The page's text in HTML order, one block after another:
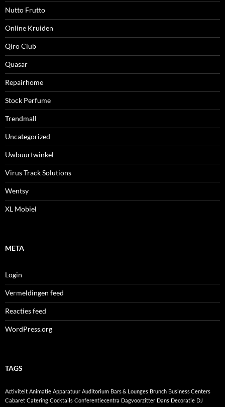
Nutto Frutto
Online Kruiden
Qiro Club
Quasar
Repairhome
Stock Perfume
Trendmall
Uncategorized
Uwbuurtwinkel
Virus Track Solutions
Wentsy
XL Mobiel
META
Login
Vermeldingen feed
Reacties feed
WordPress.org
TAGS
Activiteit Animatie Apparatuur Auditorium Bars & Lounges Brunch Business Centers
Cabaret Catering Cocktails Conferentiecentra Dagvoorzitter Dans Decoratie DJ